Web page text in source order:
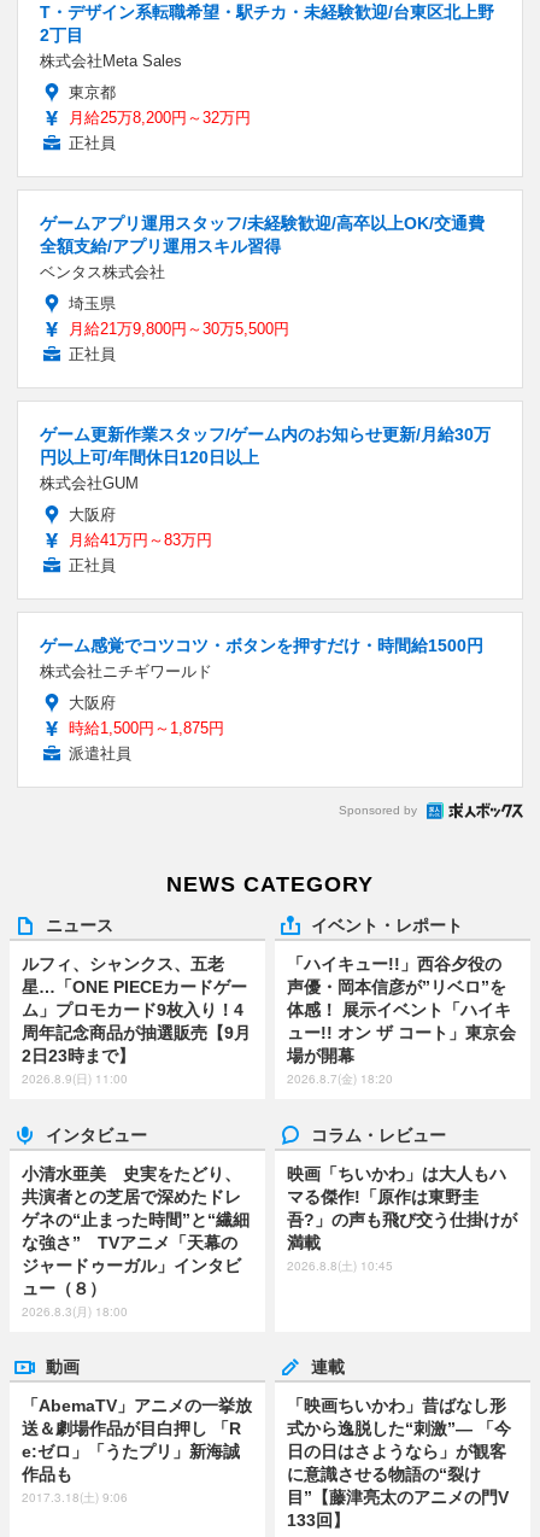
T・デザイン系転職希望・駅チカ・未経験歓迎/台東区北上野
2丁目
株式会社Meta Sales
東京都
月給25万8,200円～32万円
正社員
ゲームアプリ運用スタッフ/未経験歓迎/高卒以上OK/交通費
全額支給/アプリ運用スキル習得
ベンタス株式会社
埼玉県
月給21万9,800円～30万5,500円
正社員
ゲーム更新作業スタッフ/ゲーム内のお知らせ更新/月給30万
円以上可/年間休日120日以上
株式会社GUM
大阪府
月給41万円～83万円
正社員
ゲーム感覚でコツコツ・ボタンを押すだけ・時間給1500円
株式会社ニチギワールド
大阪府
時給1,500円～1,875円
派遣社員
Sponsored by
NEWS CATEGORY
ニュース
ルフィ、シャンクス、五老
星…「ONE PIECEカードゲー
ム」プロモカード9枚入り！4
周年記念商品が抽選販売【9月
2日23時まで】
2026.8.9(日) 11:00
イベント・レポート
「ハイキュー!!」西谷夕役の
声優・岡本信彦が”リベロ”を
体感！ 展示イベント「ハイキ
ュー!! オン ザ コート」東京会
場が開幕
2026.8.7(金) 18:20
インタビュー
小清水亜美 史実をたどり、
共演者との芝居で深めたドレ
ゲネの“止まった時間”と“繊細
な強さ” TVアニメ「天幕の
ジャードゥーガル」インタビ
ュー（８）
2026.8.3(月) 18:00
コラム・レビュー
映画「ちいかわ」は大人もハ
マる傑作!「原作は東野圭
吾?」の声も飛び交う仕掛けが
満載
2026.8.8(土) 10:45
動画
「AbemaTV」アニメの一挙放
送＆劇場作品が目白押し 「R
e:ゼロ」「うたプリ」新海誠
作品も
2017.3.18(土) 9:06
連載
「映画ちいかわ」昔ばなし形
式から逸脱した“刺激”― 「今
日の日はさようなら」が観客
に意識させる物語の“裂け
目”【藤津亮太のアニメの門V
133回】